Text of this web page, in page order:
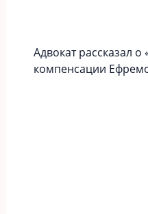
Адвокат рассказал о
компенсации